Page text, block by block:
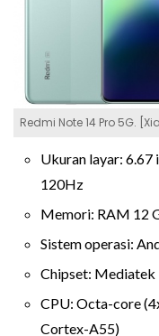
Redmi Note 14 Pro 5G.
Ukuran layar: 6.67
120Hz
Memori: RAM 12
Sistem operasi:
Chipset: Mediatek
CPU: Octa-core
Cortex-A55)